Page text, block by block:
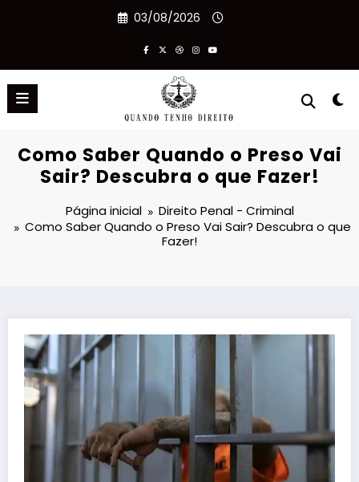
03/08/2026
Como Saber Quando o Preso Vai
Sair? Descubra o que Fazer!
Página inicial
Direito Penal - Criminal
Como Saber Quando o Preso Vai Sair? Descubra o que
Fazer!